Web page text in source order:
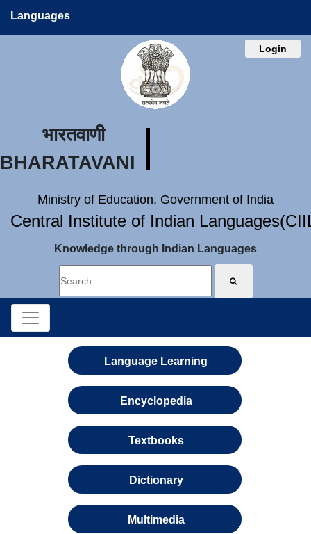
Languages
Login
भारतवाणी
BHARATAVANI
Ministry of Education, Government of India
Central Institute of Indian
Knowledge through Indian Languages
Language Learning
Encyclopedia
Textbooks
Dictionary
Multimedia